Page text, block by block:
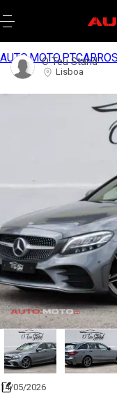
AUTO.MOTO.PT
14/05/2026
O Teu Stand
Lisboa